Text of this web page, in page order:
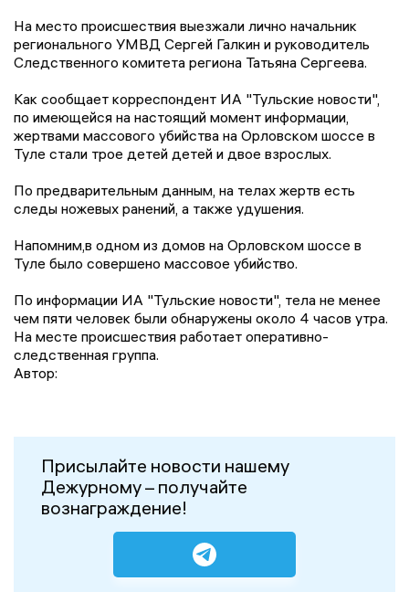
На место происшествия выезжали лично начальник
регионального УМВД Сергей Галкин и руководитель
Следственного комитета региона Татьяна Сергеева.
Как сообщает корреспондент ИА "Тульские новости",
по имеющейся на настоящий момент информации,
жертвами массового убийства на Орловском шоссе в
Туле стали трое детей детей и двое взрослых.
По предварительным данным, на телах жертв есть
следы ножевых ранений, а также удушения.
Напомним,в одном из домов на Орловском шоссе в
Туле было совершено массовое убийство.
По информации ИА "Тульские новости", тела не менее
чем пяти человек были обнаружены около 4 часов утра.
На месте происшествия работает оперативно-
следственная группа.
Автор:
Присылайте новости нашему
Дежурному – получайте
вознаграждение!